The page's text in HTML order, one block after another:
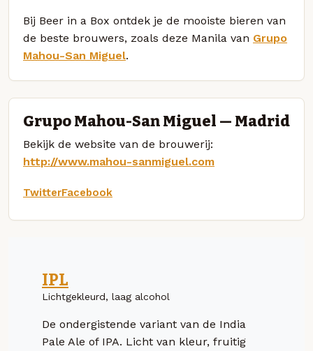
Bij Beer in a Box ontdek je de mooiste bieren van
de beste brouwers, zoals deze Manila van Grupo
Mahou-San Miguel.
Grupo Mahou-San Miguel — Madrid
Bekijk de website van de brouwerij:
http://www.mahou-sanmiguel.com
TwitterFacebook
IPL
Lichtgekleurd, laag alcohol
De ondergistende variant van de India
Pale Ale of IPA. Licht van kleur, fruitig